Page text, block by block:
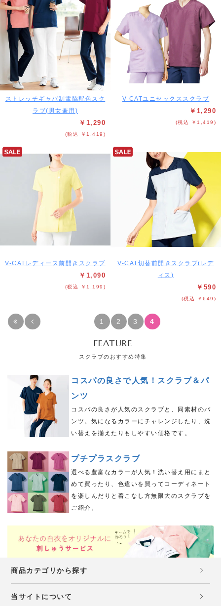
ストレッチギャバ制電脇配色スク
ラブ(男女兼用)
￥1,290
(税込 ￥1,419)
V-CATユニセックススクラブ
￥1,290
(税込 ￥1,419)
V-CATレディース前開きスクラブ
￥1,090
(税込 ￥1,199)
V-CAT切替前開きスクラブ(レデ
ィス)
￥590
(税込 ￥649)
1 2 3 4
FEATURE
スクラブのおすすめ特集
コスパの良さで人気！スクラブ＆パ
ンツ
コスパの良さが人気のスクラブと、同素材のパ
ンツ。気になるカラーにチャレンジしたり、洗
い替えを揃えたりもしやすい価格です。
プチプラスクラブ
選べる豊富なカラーが人気！洗い替え用にまと
めて買ったり、色違いを買ってコーディネート
を楽しんだりと着こなし方無限大のスクラブを
ご紹介。
商品カテゴリから探す
当サイトについて